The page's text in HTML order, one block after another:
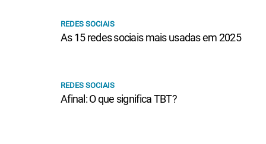
REDES SOCIAIS
As 15 redes sociais mais usadas em 2025
REDES SOCIAIS
Afinal: O que significa TBT?